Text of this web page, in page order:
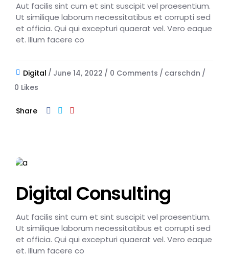
Aut facilis sint cum et sint suscipit vel praesentium.
Ut similique laborum necessitatibus et corrupti sed
et officia. Qui qui excepturi quaerat vel. Vero eaque
et. Illum facere co
Digital June 14, 2022 0 Comments
carschdn
0 Likes
Share
Digital Consulting
Aut facilis sint cum et sint suscipit vel praesentium.
Ut similique laborum necessitatibus et corrupti sed
et officia. Qui qui excepturi quaerat vel. Vero eaque
et. Illum facere co